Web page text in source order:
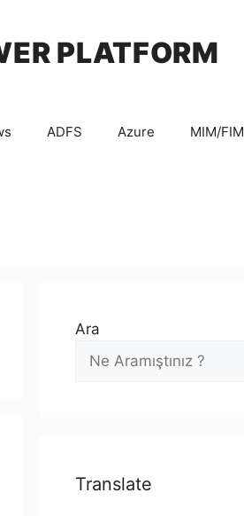
PLATFORM
ADFS Azure MIM/FIM
Ara
Translate